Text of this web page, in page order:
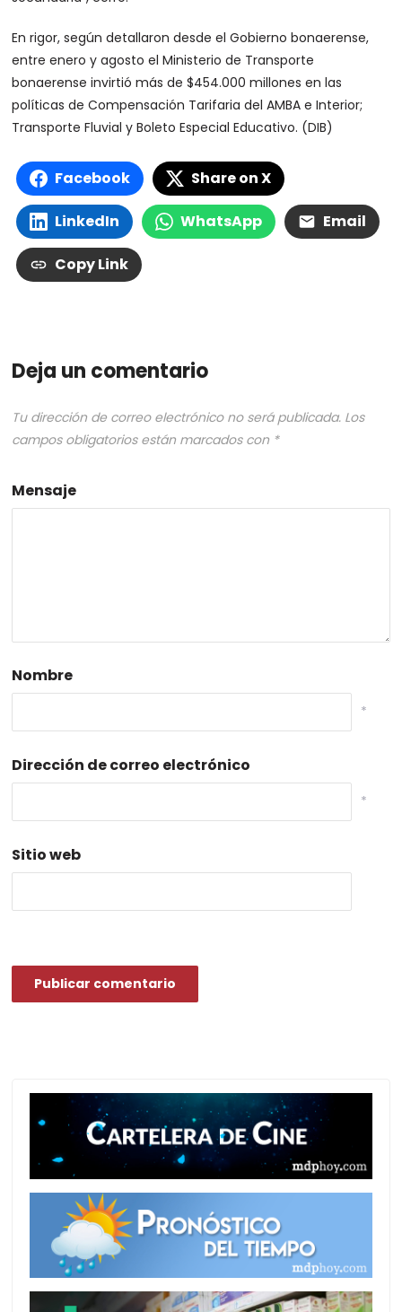
En rigor, según detallaron desde el Gobierno bonaerense,
entre enero y agosto el Ministerio de Transporte
bonaerense invirtió más de $454.000 millones en las
políticas de Compensación Tarifaria del AMBA e Interior;
Transporte Fluvial y Boleto Especial Educativo. (DIB)
Facebook Share on X
LinkedIn WhatsApp Email
Copy Link
Deja un comentario
Tu dirección de correo electrónico no será publicada. Los
campos obligatorios están marcados con *
Mensaje
Nombre
*
Dirección de correo electrónico
*
Sitio web